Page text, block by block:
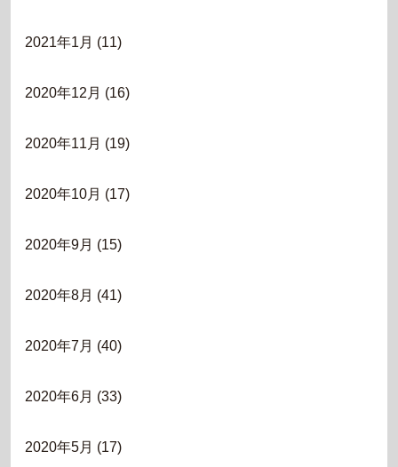
2021年1月 (11)
2020年12月 (16)
2020年11月 (19)
2020年10月 (17)
2020年9月 (15)
2020年8月 (41)
2020年7月 (40)
2020年6月 (33)
2020年5月 (17)